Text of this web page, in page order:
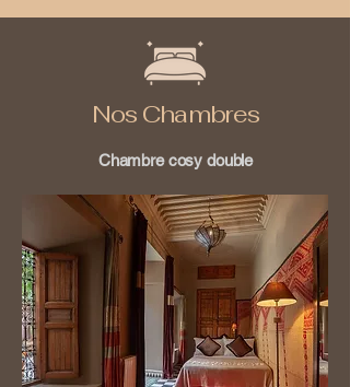
Nos Chambres
Chambre cosy double